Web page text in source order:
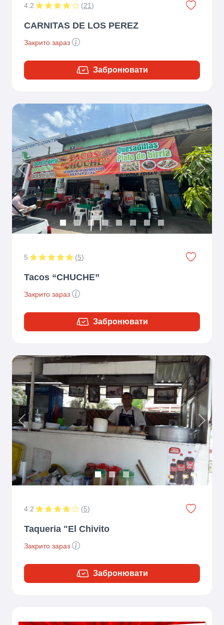
4.2 (21)
CARNITAS DE LOS PEREZ
Закрито зараз
Забронювати
Previous Next
5 (5)
Tacos “CHUCHE”
Закрито зараз
Забронювати
Previous Next
4.2 (5)
Taqueria "El Chivito
Закрито зараз
Забронювати